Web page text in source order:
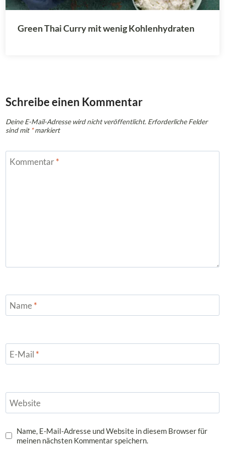
Green Thai Curry mit wenig Kohlenhydraten
Schreibe einen Kommentar
Deine E-Mail-Adresse wird nicht veröffentlicht. Erforderliche Felder
sind mit*markiert
Kommentar*
Name*
E-Mail *
Website
Name, E-Mail-Adresse und Website in diesem Browser für
meinen nächsten Kommentar speichern.